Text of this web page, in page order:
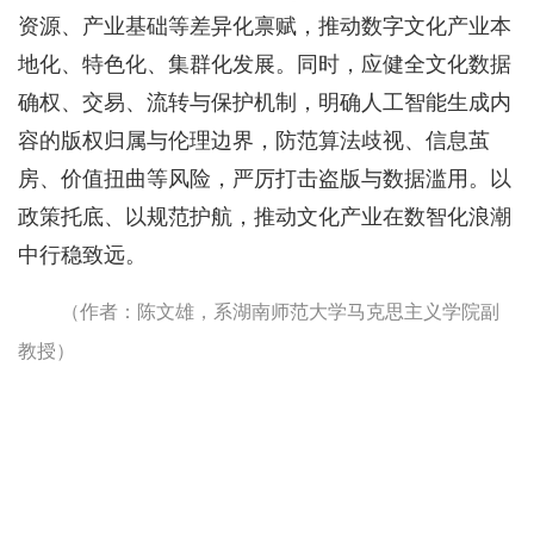
资源、产业基础等差异化禀赋，推动数字文化产业本
地化、特色化、集群化发展。同时，应健全文化数据
确权、交易、流转与保护机制，明确人工智能生成内
容的版权归属与伦理边界，防范算法歧视、信息茧
房、价值扭曲等风险，严厉打击盗版与数据滥用。以
政策托底、以规范护航，推动文化产业在数智化浪潮
中行稳致远。
（作者：陈文雄，系湖南师范大学马克思主义学院副
教授）